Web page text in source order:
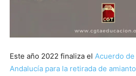
Este año 2022 finaliza el Acuerdo
Andalucía para la retirada de